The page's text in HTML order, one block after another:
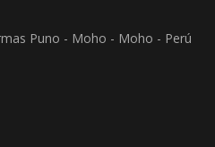
Puno - Moho - Moho - Perú